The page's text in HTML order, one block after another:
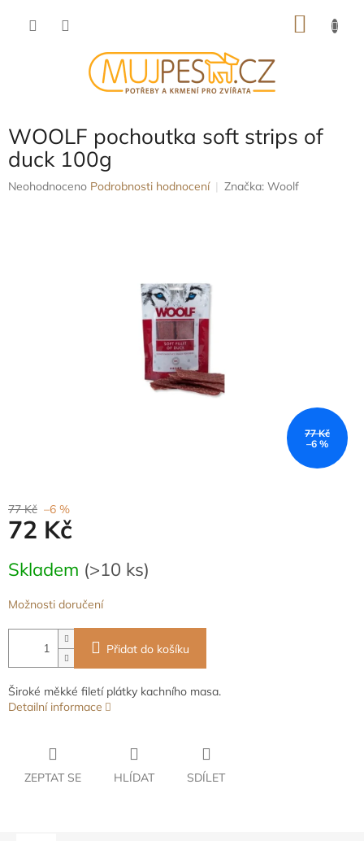
WOOLF pochoutka soft strips of
duck 100g
Průměrné
Neohodnoceno Podrobnosti hodnocení Značka: Woolf
77 Kč
–6 %
77 Kč –6 %
72 Kč
cena:
Skladem (>10 ks)
Možnosti doručení
Přidat do košíku
Široké měkké filetí plátky kachního masa.
Detailní informace
ZEPTAT SE HLÍDAT SDÍLET